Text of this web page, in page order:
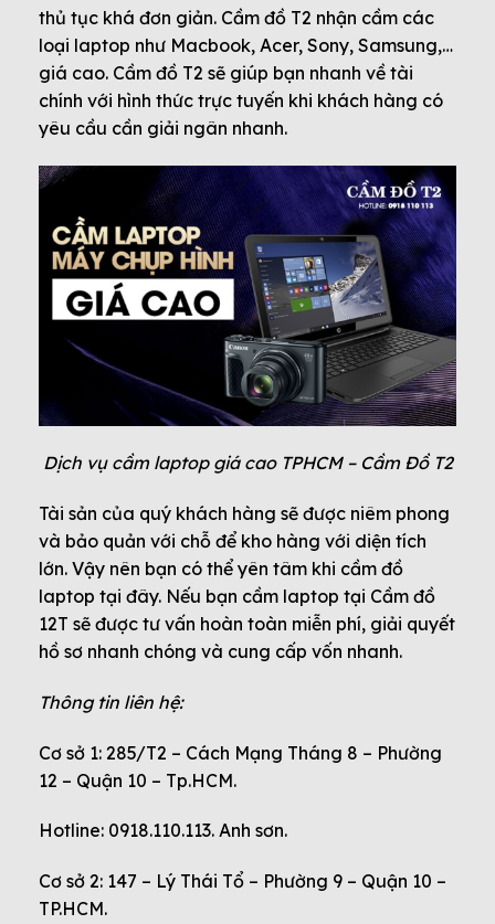
thủ tục khá đơn giản. Cầm đồ T2 nhận cầm các
loại laptop như Macbook, Acer, Sony, Samsung,…
giá cao. Cầm đồ T2 sẽ giúp bạn nhanh về tài
chính với hình thức trực tuyến khi khách hàng có
yêu cầu cần giải ngân nhanh.
Dịch vụ cầm laptop giá cao TPHCM – Cầm Đồ T2
Tài sản của quý khách hàng sẽ được niêm phong
và bảo quản với chỗ để kho hàng với diện tích
lớn. Vậy nên bạn có thể yên tâm khi cầm đồ
laptop tại đây. Nếu bạn cầm laptop tại Cầm đồ
12T sẽ được tư vấn hoàn toàn miễn phí, giải quyết
hồ sơ nhanh chóng và cung cấp vốn nhanh.
Thông tin liên hệ:
Cơ sở 1: 285/T2 – Cách Mạng Tháng 8 – Phường
12 – Quận 10 – Tp.HCM.
Hotline: 0918.110.113. Anh sơn.
Cơ sở 2: 147 – Lý Thái Tổ – Phường 9 – Quận 10 –
TP.HCM.